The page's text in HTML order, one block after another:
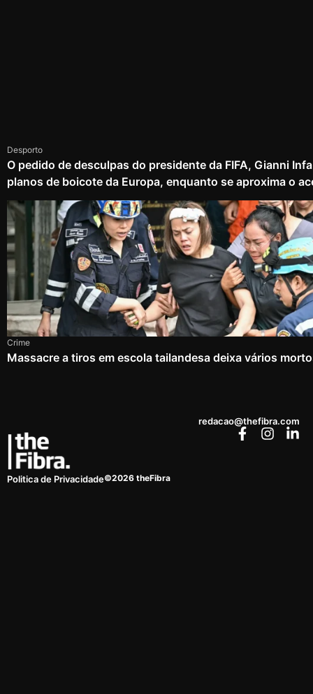
Desporto
O pedido de desculpas do presidente da FIFA, Gianni
planos de boicote da Europa, enquanto se aproxima o
Crime
Massacre a tiros em escola tailandesa deixa vários
redacao@thefibra.com
Politica de Privacidade©2026 theFibra